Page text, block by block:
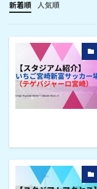
新着順 人気順